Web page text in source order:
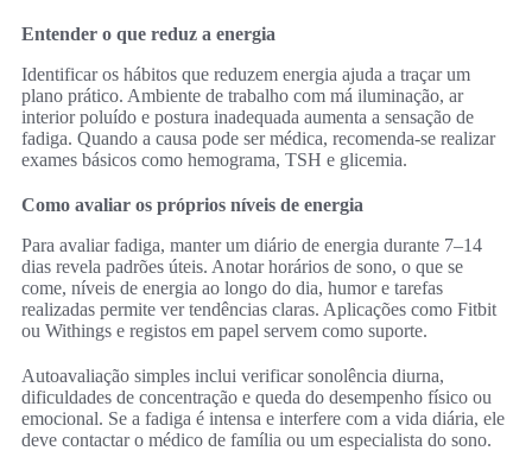
Entender o que reduz a energia
Identificar os hábitos que reduzem energia ajuda a traçar um
plano prático. Ambiente de trabalho com má iluminação, ar
interior poluído e postura inadequada aumenta a sensação de
fadiga. Quando a causa pode ser médica, recomenda-se realizar
exames básicos como hemograma, TSH e glicemia.
Como avaliar os próprios níveis de energia
Para avaliar fadiga, manter um diário de energia durante 7–14
dias revela padrões úteis. Anotar horários de sono, o que se
come, níveis de energia ao longo do dia, humor e tarefas
realizadas permite ver tendências claras. Aplicações como Fitbit
ou Withings e registos em papel servem como suporte.
Autoavaliação simples inclui verificar sonolência diurna,
dificuldades de concentração e queda do desempenho físico ou
emocional. Se a fadiga é intensa e interfere com a vida diária, ele
deve contactar o médico de família ou um especialista do sono.